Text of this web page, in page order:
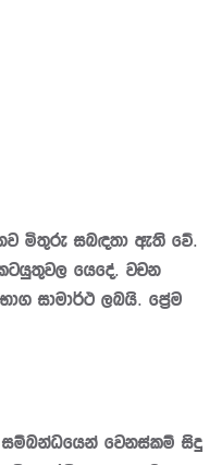
මිතුරු සබඳතා ඇති වේ.
යෙදේ. වචන
සාමාර්ථ ලබයි. ප්‍රේම
වෙනස්කම් සිදු